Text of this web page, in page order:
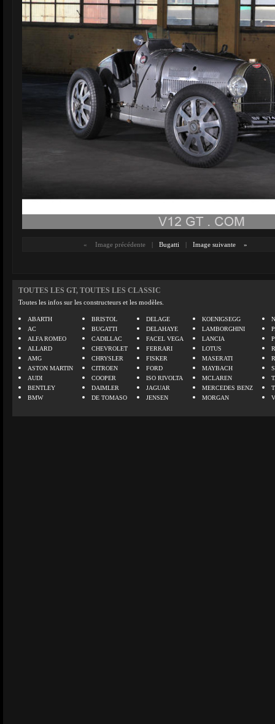
« Image précédente | Bugatti | Image suivante »
TOUTES LES GT, TOUTES LES CLASSIC
Toutes les infos sur les constructeurs et les modèles.
ABARTH
AC
ALFA ROMEO
ALLARD
AMG
ASTON MARTIN
AUDI
BENTLEY
BMW
BRISTOL
BUGATTI
CADILLAC
CHEVROLET
CHRYSLER
CITROEN
COOPER
DAIMLER
DE TOMASO
DELAGE
DELAHAYE
FACEL VEGA
FERRARI
FISKER
FORD
ISO RIVOLTA
JAGUAR
JENSEN
KOENIGSEGG
LAMBORGHINI
LANCIA
LOTUS
MASERATI
MAYBACH
MCLAREN
MERCEDES BENZ
MORGAN